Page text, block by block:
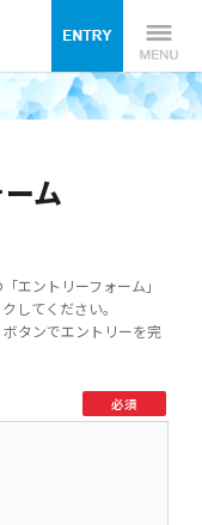
Menu
ム
エントリーフォーム」
してください。
タンでエントリーを完
必須